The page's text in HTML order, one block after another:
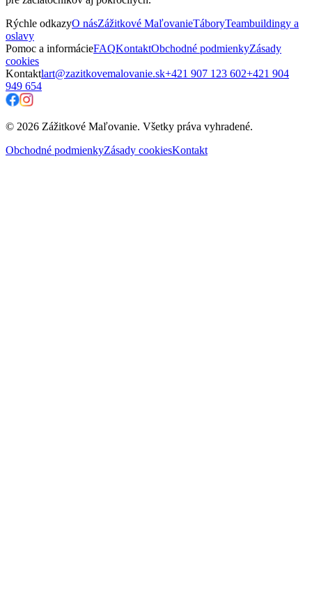
Rýchle odkazyO násZážitkové MaľovanieTáboryTeambuildingy a
oslavy
Pomoc a informácieFAQKontaktObchodné podmienkyZásady
cookies
Kontaktlart@zazitkovemalovanie.sk+421 907 123 602+421 904
949 654
© 2026 Zážitkové Maľovanie. Všetky práva vyhradené.
Obchodné podmienkyZásady cookiesKontakt